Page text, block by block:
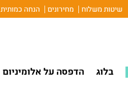
שיטות משלוח מחירונים הנחה כמותית
בלוג הדפסה על אלומיניום